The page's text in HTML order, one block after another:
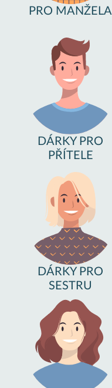
PRO MANŽELA
DÁRKY PRO
PŘÍTELE
DÁRKY PRO
SESTRU